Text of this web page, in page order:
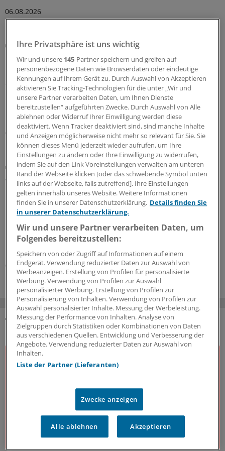
06.08.2026
Digitaler Check
Honorarabrechnung: Digitale Vorprüfung wird in
Nordrhein rege genutzt
Seit Juni können nun auch Ärztinnen und Ärzte in
Nordrhein ihre Honorarabrechnungen während des
Quartals durchleuchten lassen. In den ersten beiden
Monaten sind über 20.000 Vorprüfungen eingegangen.
05.08.2026
Zentrale Änderungen im Überblick
Aktualisierter GOÄ-Entwurf: Neue Leistungen,
Umbewertungen und Bürokratieabbau
Bundesärztekammer und PKV-Verband haben dem
Bundesgesundheitsministerium den Entwurf einer
GOÄneu vorgelegt. Er nimmt innovative medizinische
Leistungen auf – und bewertet einige andere um. Ein
05.08.2026
DAS KÖNNTE SIE AUCH INTERESSIEREN
Ihre Privatsphäre ist uns wichtig
Wir und unsere 145-Partner speichern und greifen auf
personenbezogene Daten wie Browserdaten oder eindeutige
Kennungen auf Ihrem Gerät zu. Durch Auswahl von Akzeptieren
aktivieren Sie Tracking-Technologien für die unter „Wir und
unsere Partner verarbeiten Daten, um Ihnen Dienste
bereitzustellen“ aufgeführten Zwecke. Durch Auswahl von Alle
ablehnen oder Widerruf Ihrer Einwilligung werden diese
deaktiviert. Wenn Tracker deaktiviert sind, sind manche Inhalte
und Anzeigen möglicherweise nicht mehr so relevant für Sie. Sie
können dieses Menü jederzeit wieder aufrufen, um Ihre
Einstellungen zu ändern oder Ihre Einwilligung zu widerrufen,
indem Sie auf den Link Voreinstellungen verwalten am unteren
Rand der Webseite klicken [oder das schwebende Symbol unten
links auf der Webseite, falls zutreffend]. Ihre Einstellungen
gelten innerhalb unseres Website. Weitere Informationen
finden Sie in unserer Datenschutzerklärung. Details finden Sie
in unserer Datenschutzerklärung.
Wir und unsere Partner verarbeiten Daten, um
Folgendes bereitzustellen:
Speichern von oder Zugriff auf Informationen auf einem
Endgerät. Verwendung reduzierter Daten zur Auswahl von
Werbeanzeigen. Erstellung von Profilen für personalisierte
Werbung. Verwendung von Profilen zur Auswahl
personalisierter Werbung. Erstellung von Profilen zur
Personalisierung von Inhalten. Verwendung von Profilen zur
Auswahl personalisierter Inhalte. Messung der Werbeleistung.
Messung der Performance von Inhalten. Analyse von
Zielgruppen durch Statistiken oder Kombinationen von Daten
aus verschiedenen Quellen. Entwicklung und Verbesserung der
Angebote. Verwendung reduzierter Daten zur Auswahl von
Inhalten.
Liste der Partner (Lieferanten)
Zwecke anzeigen
Alle ablehnen Akzeptieren